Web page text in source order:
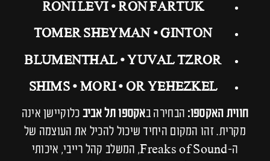
RONI LEVI • RON FARTUK
TOMER SHEYMAN • GINTON
BLUMENTHAL • YUVAL TZROR
SHIMS • MORI • OR YEHEZKEL
חווית האקספו: הבחירה באקספו תל אביב כלוקיישן אינה
מקרית. זהו המקום היחיד שיכול להכיל את העוצמה של
ה-Freaks of Sound, המשלב קהל רייבי, איכותי